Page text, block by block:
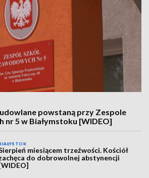
powstaną przy Zespole
nr 5 w Białymstoku [WIDEO]
miesiącem trzeźwości. Kościół
do dobrowolnej abstynencji